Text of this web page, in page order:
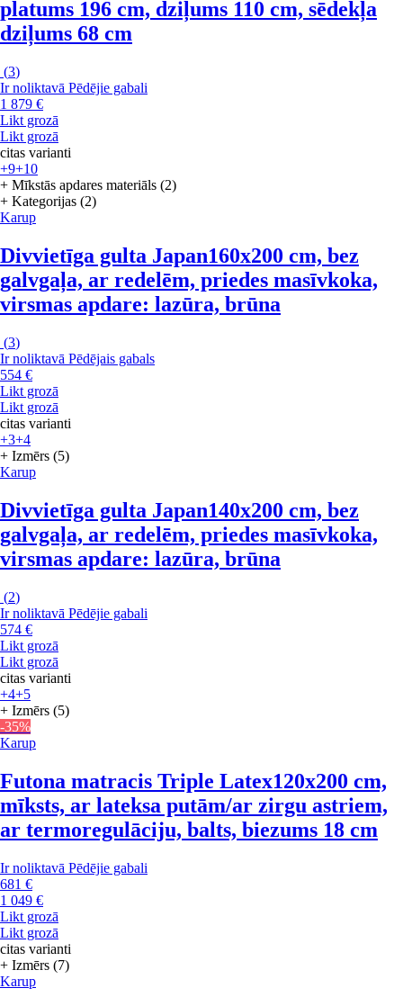
platums 196 cm, dziļums 110 cm, sēdekļa
dziļums 68 cm
(3)
Ir noliktavā Pēdējie gabali
1 879 €
Likt grozā
Likt grozā
citas varianti
+9+10
+ Mīkstās apdares materiāls (2)
+ Kategorijas (2)
Karup
Divvietīga gulta Japan160x200 cm, bez
galvgaļa, ar redelēm, priedes masīvkoka,
virsmas apdare: lazūra, brūna
(3)
Ir noliktavā Pēdējais gabals
554 €
Likt grozā
Likt grozā
citas varianti
+3+4
+ Izmērs (5)
Karup
Divvietīga gulta Japan140x200 cm, bez
galvgaļa, ar redelēm, priedes masīvkoka,
virsmas apdare: lazūra, brūna
(2)
Ir noliktavā Pēdējie gabali
574 €
Likt grozā
Likt grozā
citas varianti
+4+5
+ Izmērs (5)
-35%
Karup
Futona matracis Triple Latex120x200 cm,
mīksts, ar lateksa putām/ar zirgu astriem,
ar termoregulāciju, balts, biezums 18 cm
Ir noliktavā Pēdējie gabali
681 €
1 049 €
Likt grozā
Likt grozā
citas varianti
+ Izmērs (7)
Karup